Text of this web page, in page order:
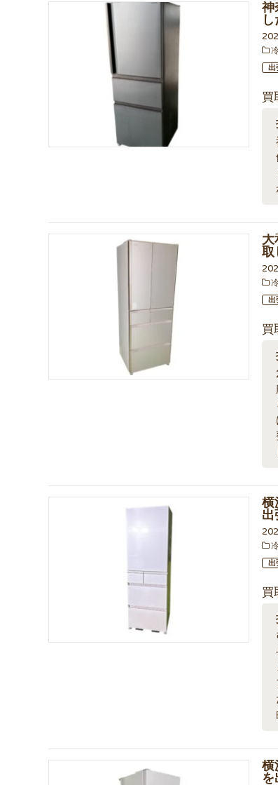
神
出
買
大
取
出
買
横
出
出
買
横
を